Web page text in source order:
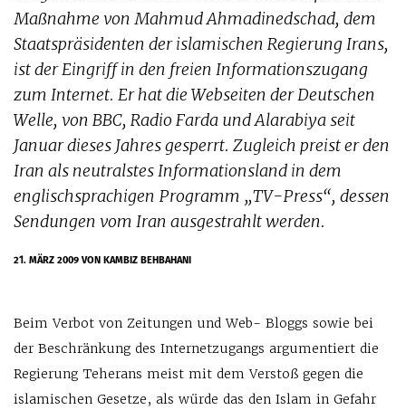
Maßnahme von Mahmud Ahmadinedschad, dem
Staatspräsidenten der islamischen Regierung Irans,
ist der Eingriff in den freien Informationszugang
zum Internet. Er hat die Webseiten der Deutschen
Welle, von BBC, Radio Farda und Alarabiya seit
Januar dieses Jahres gesperrt. Zugleich preist er den
Iran als neutralstes Informationsland in dem
englischsprachigen Programm „TV-Press“, dessen
Sendungen vom Iran ausgestrahlt werden.
21. MÄRZ 2009VON KAMBIZ BEHBAHANI
Beim Verbot von Zeitungen und Web- Bloggs sowie bei
der Beschränkung des Internetzugangs argumentiert die
Regierung Teherans meist mit dem Verstoß gegen die
islamischen Gesetze, als würde das den Islam in Gefahr